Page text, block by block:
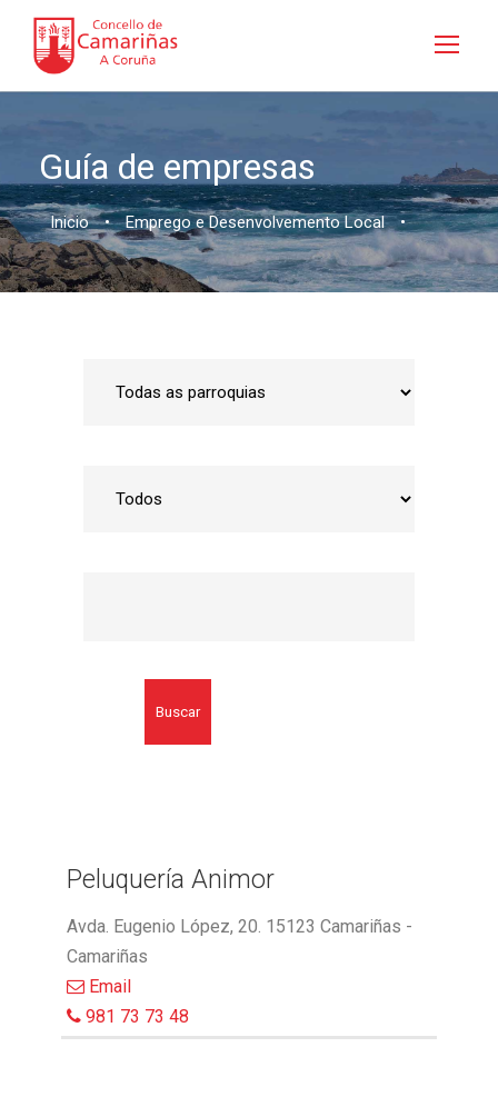
Guía de empresas
Inicio • Emprego e Desenvolvemento Local •
Buscar
Peluquería Animor
Avda. Eugenio López, 20. 15123 Camariñas -
Camariñas
Email
981 73 73 48